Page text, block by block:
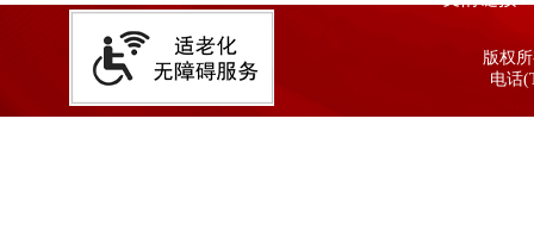
版权
电话